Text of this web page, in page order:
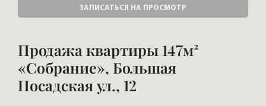
ЗАПИСАТЬСЯ НА ПРОСМОТР
Продажа квартиры 147м²
«Собрание», Большая
Посадская ул., 12